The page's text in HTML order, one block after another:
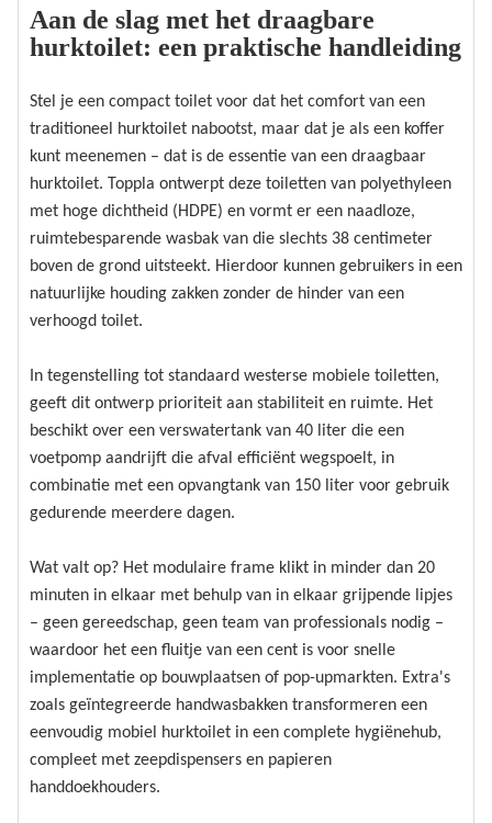
Aan de slag met het draagbare
hurktoilet: een praktische handleiding
Stel je een compact toilet voor dat het comfort van een
traditioneel hurktoilet nabootst, maar dat je als een koffer
kunt meenemen – dat is de essentie van een draagbaar
hurktoilet. Toppla ontwerpt deze toiletten van polyethyleen
met hoge dichtheid (HDPE) en vormt er een naadloze,
ruimtebesparende wasbak van die slechts 38 centimeter
boven de grond uitsteekt. Hierdoor kunnen gebruikers in een
natuurlijke houding zakken zonder de hinder van een
verhoogd toilet.
In tegenstelling tot standaard westerse mobiele toiletten,
geeft dit ontwerp prioriteit aan stabiliteit en ruimte. Het
beschikt over een verswatertank van 40 liter die een
voetpomp aandrijft die afval efficiënt wegspoelt, in
combinatie met een opvangtank van 150 liter voor gebruik
gedurende meerdere dagen.
Wat valt op? Het modulaire frame klikt in minder dan 20
minuten in elkaar met behulp van in elkaar grijpende lipjes
– geen gereedschap, geen team van professionals nodig –
waardoor het een fluitje van een cent is voor snelle
implementatie op bouwplaatsen of pop-upmarkten. Extra's
zoals geïntegreerde handwasbakken transformeren een
eenvoudig mobiel hurktoilet in een complete hygiënehub,
compleet met zeepdispensers en papieren
handdoekhouders.